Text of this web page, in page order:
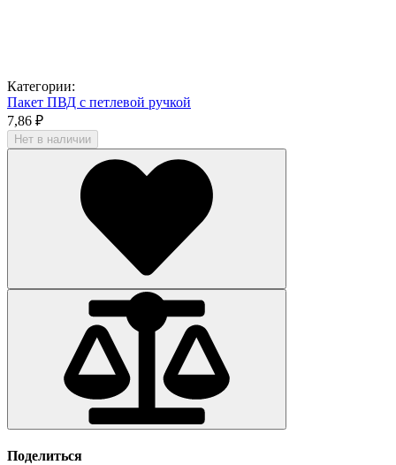
Категории:
Пакет ПВД с петлевой ручкой
7,86 ₽
Нет в наличии
Поделиться